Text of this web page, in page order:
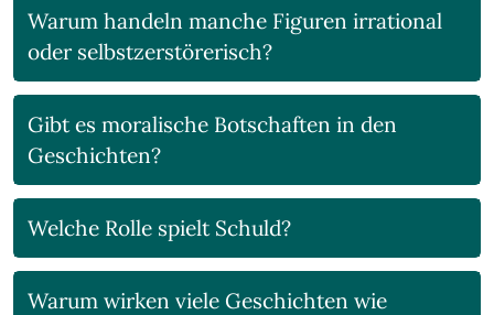
Warum handeln manche Figuren irrational
oder selbstzerstörerisch?
Gibt es moralische Botschaften in den
Geschichten?
Welche Rolle spielt Schuld?
Warum wirken viele Geschichten wie